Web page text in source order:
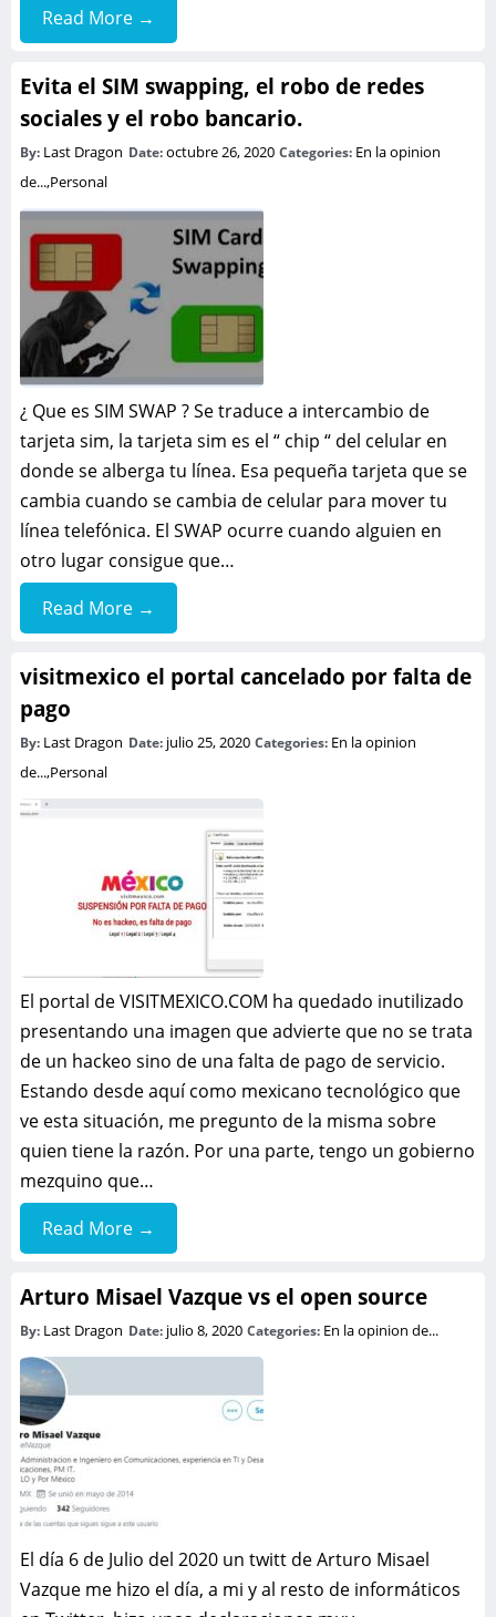
Read More →
Evita el SIM swapping, el robo de redes
sociales y el robo bancario.
By: Last Dragon Date:octubre 26, 2020 Categories: En la opinion
de...,Personal
¿ Que es SIM SWAP ? Se traduce a intercambio de
tarjeta sim, la tarjeta sim es el “ chip “ del celular en
donde se alberga tu línea. Esa pequeña tarjeta que se
cambia cuando se cambia de celular para mover tu
línea telefónica. El SWAP ocurre cuando alguien en
otro lugar consigue que…
Read More →
visitmexico el portal cancelado por falta de
pago
By: Last Dragon Date: julio 25, 2020 Categories: En la opinion
de...,Personal
El portal de VISITMEXICO.COM ha quedado inutilizado
presentando una imagen que advierte que no se trata
de un hackeo sino de una falta de pago de servicio.
Estando desde aquí como mexicano tecnológico que
ve esta situación, me pregunto de la misma sobre
quien tiene la razón. Por una parte, tengo un gobierno
mezquino que…
Read More →
Arturo Misael Vazque vs el open source
By: Last Dragon Date: julio 8, 2020 Categories: En la opinion de...
El día 6 de Julio del 2020 un twitt de Arturo Misael
Vazque me hizo el día, a mi y al resto de informáticos